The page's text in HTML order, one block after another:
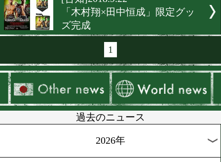
[告知]2020.1.9
田中恒成が大阪に来る!
[ニュース]2019.4.4
田中恒成がrsc大阪で防衛
ベント
[告知]2019.1.11
rscproductsとロッキーがコ